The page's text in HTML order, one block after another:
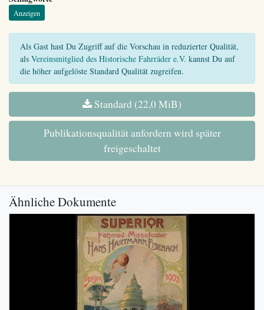
Anzeigen
Als Gast hast Du Zugriff auf die Vorschau in reduzierter Qualität,
als Vereinsmitglied des Historische Fahrräder e.V. kannst Du auf
die höher aufgelöste Standard Qualität zugreifen.
Standard (22,0 MiB)
Publikationsqualität anfordern wird später
freigeschaltet
Ähnliche Dokumente